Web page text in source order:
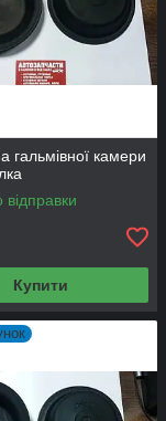
гальмівної камери
відправки
Купити